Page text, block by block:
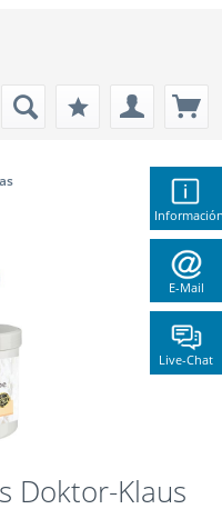
E-Mail
Live-Chat
Doktor-Klaus